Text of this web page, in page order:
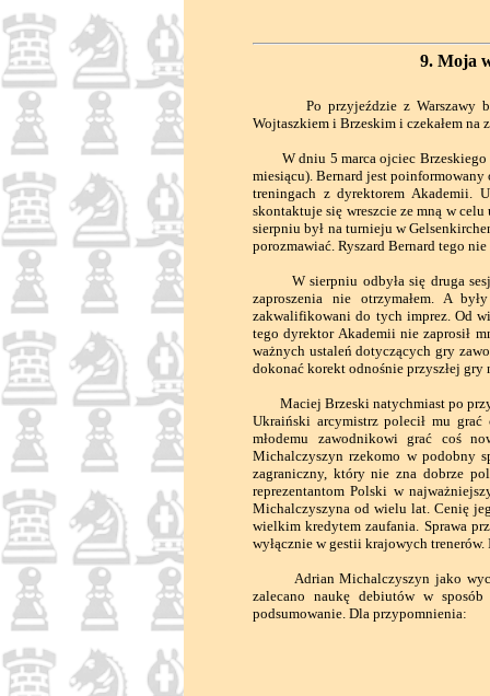
9. Moja
Po przyjeździe z Warszawy
Wojtaszkiem i Brzeskim i czekałem na
W dniu 5 marca ojciec Brzeskiego
miesiącu). Bernard jest
treningach z dyrektorem Akademii.
skontaktuje się wreszcie ze mną w
sierpniu był na turnieju w
porozmawiać. Ryszard Bernard tego nie
W sierpniu odbyła się druga sesja
zaproszenia nie otrzymałem. A
zakwalifikowani do tych imprez. Od
tego dyrektor Akademii nie zaprosił
ważnych ustaleń dotyczących gry
dokonać korekt odnośnie przyszłej
Maciej Brzeski natychmiast po
Ukraiński arcymistrz polecił mu
młodemu zawodnikowi grać coś
Michalczyszyn rzekomo w podobny
zagraniczny, który nie zna dobrze
reprezentantom Polski w
Michalczyszyna od wielu lat. Cenię
wielkim kredytem zaufania. Sprawa
wyłącznie w gestii krajowych
Adrian Michalczyszyn jako
zalecano naukę debiutów w
podsumowanie. Dla przypomnienia: